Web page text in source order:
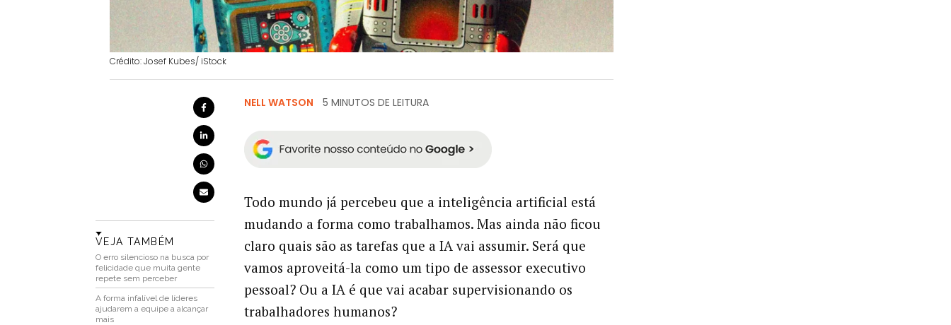
Crédito: Josef Kubes/ iStock
VEJA TAMBÉM
O erro silencioso na busca por
felicidade que muita gente
repete sem perceber
A forma infalível de líderes
ajudarem a equipe a alcançar
mais
NELL WATSON 5 MINUTOS DE LEITURA
Todo mundo já percebeu que a inteligência artificial está
mudando a forma como trabalhamos. Mas ainda não ficou
claro quais são as tarefas que a IA vai assumir. Será que
vamos aproveitá-la como um tipo de assessor executivo
pessoal? Ou a IA é que vai acabar supervisionando os
trabalhadores humanos?